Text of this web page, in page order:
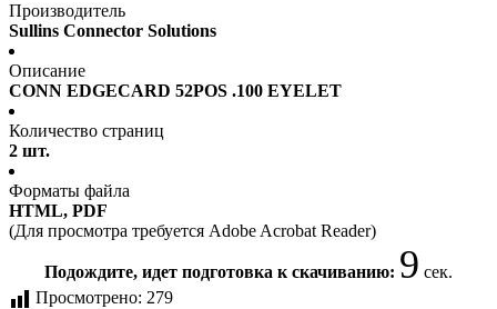
Производитель
Sullins Connector Solutions
Описание
CONN EDGECARD 52POS .100 EYELET
Количество страниц
2 шт.
Форматы файла
HTML, PDF
(Для просмотра требуется Adobe Acrobat Reader)
Подождите, идет подготовка к скачиванию: 9 сек.
Просмотрено: 279